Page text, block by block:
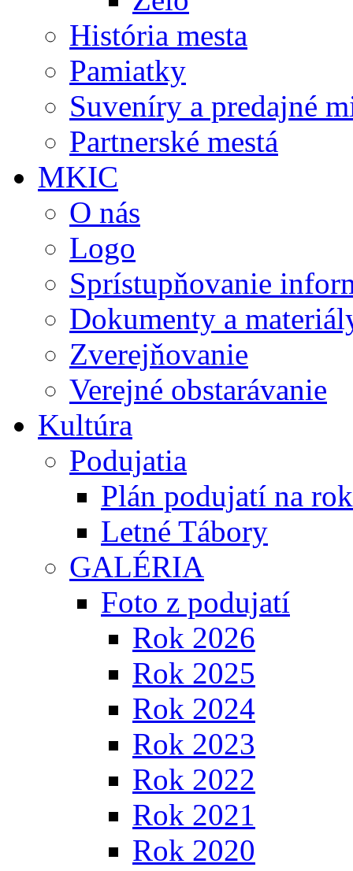
História mesta
Pamiatky
Suveníry a predajné
Partnerské mestá
MKIC
O nás
Logo
Sprístupňovanie
Dokumenty a
Zverejňovanie
Verejné obstarávanie
Kultúra
Podujatia
Plán podujatí na
Letné Tábory
GALÉRIA
Foto z podujatí
Rok 2026
Rok 2025
Rok 2024
Rok 2023
Rok 2022
Rok 2021
Rok 2020